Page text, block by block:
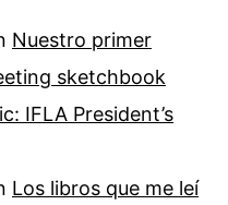
Nuestro primer
sketchbook
IFLA President’s
Los libros que me leí